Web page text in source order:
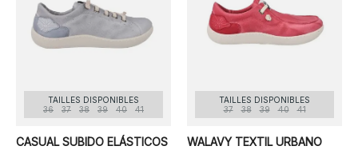
TAILLES DISPONIBLES
36
37 38 39 40 41
CASUAL SUBIDO ELÁSTICOS
TAILLES DISPONIBLES
37
38 39 40 41
WALAVY TEXTIL URBANO